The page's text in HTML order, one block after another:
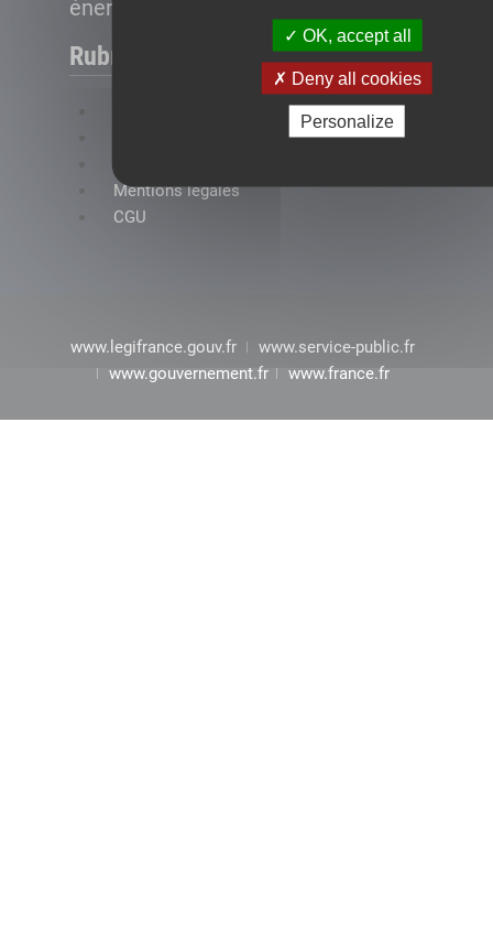
OK, accept all
Deny all cookies
Personalize
énergétique
Rubriques
Mentions légales
CGU
www.legifrance.gouv.fr
www.service-public.fr
www.gouvernement.fr
www.france.fr